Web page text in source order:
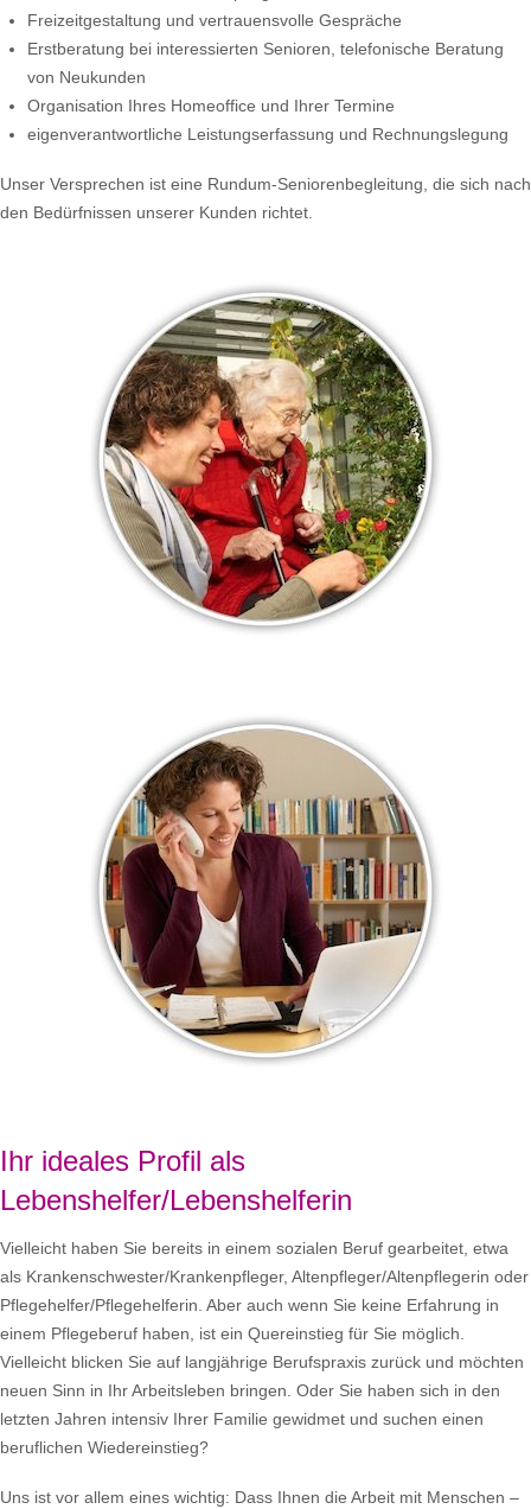
Freizeitgestaltung und vertrauensvolle Gespräche
Erstberatung bei interessierten Senioren, telefonische Beratung
von Neukunden
Organisation Ihres Homeoffice und Ihrer Termine
eigenverantwortliche Leistungserfassung und Rechnungslegung
Unser Versprechen ist eine Rundum-Seniorenbegleitung, die sich nach
den Bedürfnissen unserer Kunden richtet.
Ihr ideales Profil als
Lebenshelfer/Lebenshelferin
Vielleicht haben Sie bereits in einem sozialen Beruf gearbeitet, etwa
als Krankenschwester/Krankenpfleger, Altenpfleger/Altenpflegerin oder
Pflegehelfer/Pflegehelferin. Aber auch wenn Sie keine Erfahrung in
einem Pflegeberuf haben, ist ein Quereinstieg für Sie möglich.
Vielleicht blicken Sie auf langjährige Berufspraxis zurück und möchten
neuen Sinn in Ihr Arbeitsleben bringen. Oder Sie haben sich in den
letzten Jahren intensiv Ihrer Familie gewidmet und suchen einen
beruflichen Wiedereinstieg?
Uns ist vor allem eines wichtig: Dass Ihnen die Arbeit mit Menschen –